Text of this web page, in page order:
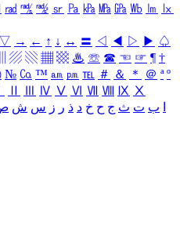
㎭ ㎮ ㎯ ㏛ ㎩ ㎪ ㎫ ㎬ ㏝ ㏐
㏓
▽ → ← ↑ ↓ ↔ 〓 ◁ ◀ ▷ ▶ ♤
▨ ▧ ▦ ▩ ♨ ☏ ☎ ☜ ☞ ¶ †
№ ㏇ ™ ㏂ ㏘ ℡ ＃ ＆ ＊ ＠ ª º
Ⅳ Ⅴ Ⅵ Ⅶ Ⅷ Ⅸ Ⅹ
ب ت ث ج ح خ د ذ ر ز س ش